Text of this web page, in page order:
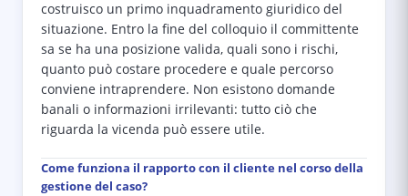
costruisco un primo inquadramento giuridico del
situazione. Entro la fine del colloquio il committente
sa se ha una posizione valida, quali sono i rischi,
quanto può costare procedere e quale percorso
conviene intraprendere. Non esistono domande
banali o informazioni irrilevanti: tutto ciò che
riguarda la vicenda può essere utile.
Come funziona il rapporto con il cliente nel corso della
gestione del caso?